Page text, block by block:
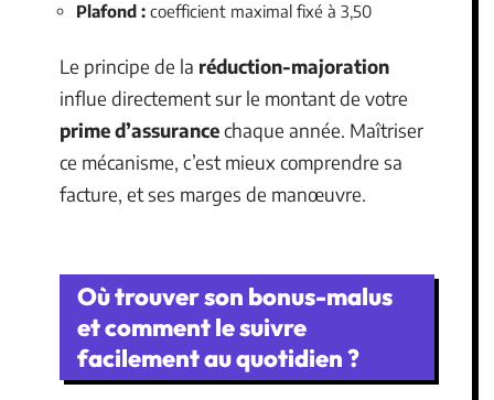
Plafond : coefficient maximal fixé à 3,50
Le principe de la réduction-majoration
influe directement sur le montant de votre
prime d’assurancechaque année. Maîtriser
ce mécanisme, c’est mieux comprendre sa
facture, et ses marges de manœuvre.
Où trouver son bonus-malus
et comment le suivre
facilement au quotidien ?